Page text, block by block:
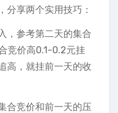
分享两个实用技巧：
，参考第二天的集合
竞价高0.1-0.2元挂
高，就挂前一天的收
合竞价和前一天的压